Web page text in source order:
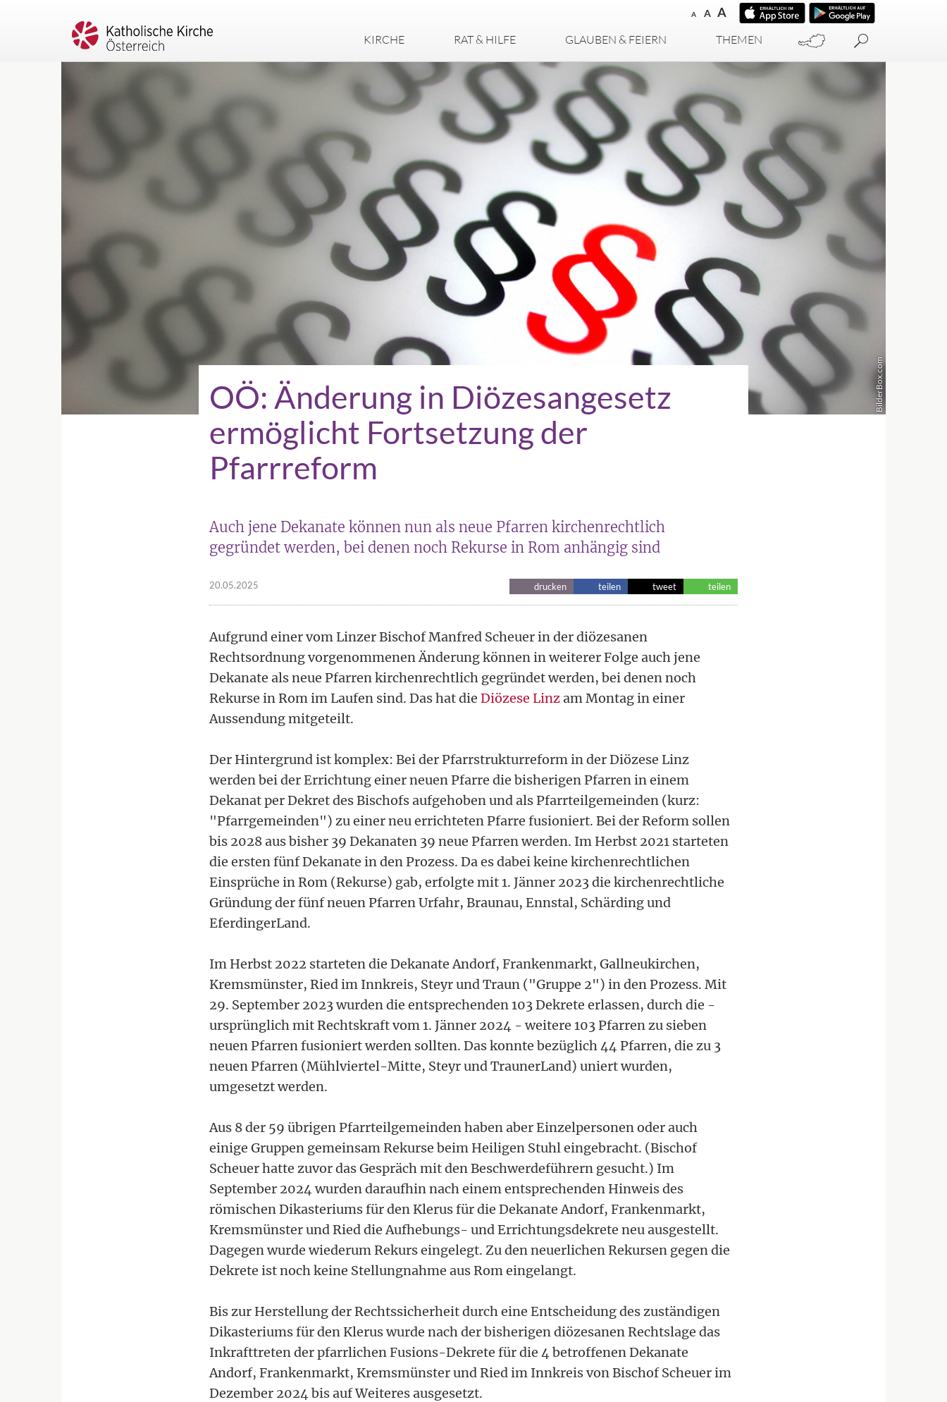
A A A
KIRCHE RAT & HILFE GLAUBEN & FEIERN THEMEN
BilderBox.com
OÖ: Änderung in Diözesangesetz
ermöglicht Fortsetzung der
Pfarrreform
Auch jene Dekanate können nun als neue Pfarren kirchenrechtlich
gegründet werden, bei denen noch Rekurse in Rom anhängig sind
20.05.2025 drucken teilen tweet teilen
Aufgrund einer vom Linzer Bischof Manfred Scheuer in der diözesanen
Rechtsordnung vorgenommenen Änderung können in weiterer Folge auch jene
Dekanate als neue Pfarren kirchenrechtlich gegründet werden, bei denen noch
Rekurse in Rom im Laufen sind. Das hat die Diözese Linzam Montag in einer
Aussendung mitgeteilt.
Der Hintergrund ist komplex: Bei der Pfarrstrukturreform in der Diözese Linz
werden bei der Errichtung einer neuen Pfarre die bisherigen Pfarren in einem
Dekanat per Dekret des Bischofs aufgehoben und als Pfarrteilgemeinden (kurz:
"Pfarrgemeinden") zu einer neu errichteten Pfarre fusioniert. Bei der Reform sollen
bis 2028 aus bisher 39 Dekanaten 39 neue Pfarren werden. Im Herbst 2021 starteten
die ersten fünf Dekanate in den Prozess. Da es dabei keine kirchenrechtlichen
Einsprüche in Rom (Rekurse) gab, erfolgte mit 1. Jänner 2023 die kirchenrechtliche
Gründung der fünf neuen Pfarren Urfahr, Braunau, Ennstal, Schärding und
EferdingerLand.
Im Herbst 2022 starteten die Dekanate Andorf, Frankenmarkt, Gallneukirchen,
Kremsmünster, Ried im Innkreis, Steyr und Traun ("Gruppe 2") in den Prozess. Mit
29. September 2023 wurden die entsprechenden 103 Dekrete erlassen, durch die -
ursprünglich mit Rechtskraft vom 1. Jänner 2024 - weitere 103 Pfarren zu sieben
neuen Pfarren fusioniert werden sollten. Das konnte bezüglich 44 Pfarren, die zu 3
neuen Pfarren (Mühlviertel-Mitte, Steyr und TraunerLand) uniert wurden,
umgesetzt werden.
Aus 8 der 59 übrigen Pfarrteilgemeinden haben aber Einzelpersonen oder auch
einige Gruppen gemeinsam Rekurse beim Heiligen Stuhl eingebracht. (Bischof
Scheuer hatte zuvor das Gespräch mit den Beschwerdeführern gesucht.) Im
September 2024 wurden daraufhin nach einem entsprechenden Hinweis des
römischen Dikasteriums für den Klerus für die Dekanate Andorf, Frankenmarkt,
Kremsmünster und Ried die Aufhebungs- und Errichtungsdekrete neu ausgestellt.
Dagegen wurde wiederum Rekurs eingelegt. Zu den neuerlichen Rekursen gegen die
Dekrete ist noch keine Stellungnahme aus Rom eingelangt.
Bis zur Herstellung der Rechtssicherheit durch eine Entscheidung des zuständigen
Dikasteriums für den Klerus wurde nach der bisherigen diözesanen Rechtslage das
Inkrafttreten der pfarrlichen Fusions-Dekrete für die 4 betroffenen Dekanate
Andorf, Frankenmarkt, Kremsmünster und Ried im Innkreis von Bischof Scheuer im
Dezember 2024 bis auf Weiteres ausgesetzt.